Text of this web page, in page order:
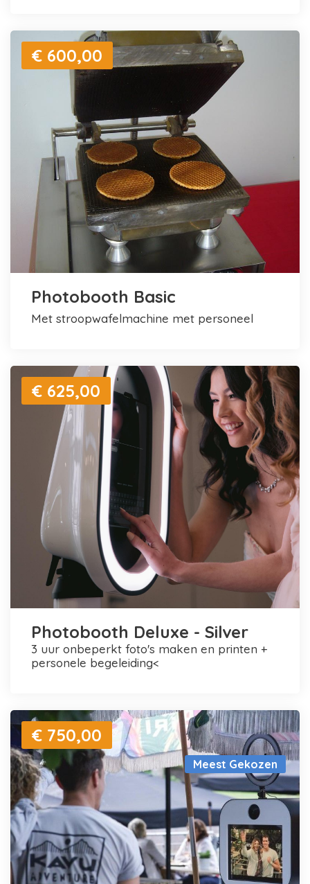
€ 600,00
Photobooth Basic
met stroopwafelmachine met personeel
€ 625,00
Photobooth Deluxe - Silver
3 uur onbeperkt foto's maken en printen +
personele begeleiding<
Meest Gekozen
€ 750,00